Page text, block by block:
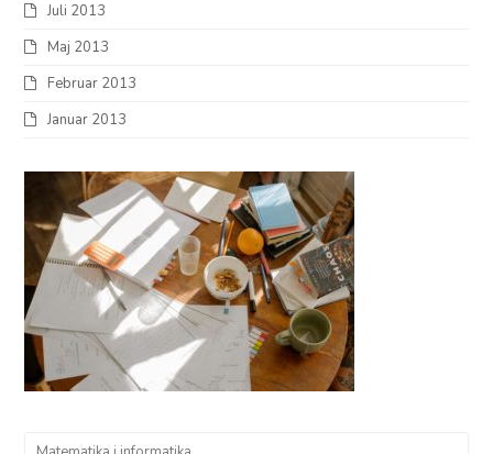
Juli 2013
Maj 2013
Februar 2013
Januar 2013